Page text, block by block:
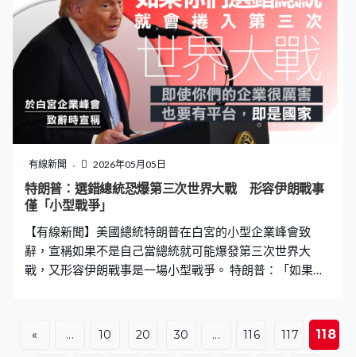
制，不再分成郡和區兩級，會二合為一。 蘇格蘭和威爾士
會進行議會選舉，蘇格蘭會改選全部129席，威爾士議會
則新增36席，合共選舉96席。不過工黨選情不樂觀，分析
估計會慘敗，原來擁過半議席的工黨會輸掉逾1,800席，即
失去逾四分三議席。改革黨、綠黨及自由民主黨等議席預
料會增加，改革黨支持度穩步上升，有望奪得至少1,500
席，打破英國政壇傳統，保守黨及工黨兩黨割據格局。 施
紀賢2024年帶領工黨在下議院選舉大勝，重新入主唐寧
街，承諾為英國帶來轉變。不過施政未見成效，非法移民
問題處理不力，加上經濟困境，令民怨日增。在去年的地
方選舉遭滑鐵盧，輸掉180多席，反而改革黨一舉攻下六
再失利，失守近百
有線新聞 2026年05月05日
特朗普：選錯總統恐爆第三次世界大戰 形容伊朗戰事
僅「小型戰爭」
【有線新聞】美國總統特朗普在白宮的小型企業峰會致
辭，宣稱如果不是自己當總統就可能爆發第三次世界大
戰，又形容伊朗戰事是一場小型戰爭。 特朗普：「如果你
確的一切。美國正在蓬勃發展，儘管我們處於一場我稱之
為小型戰爭，它本質上就是小型戰爭。」 他又指有人批評
« ... 10 20 30 ... 116 117 118